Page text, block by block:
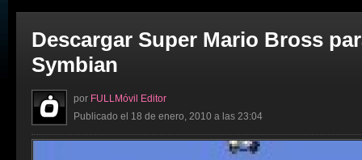
Descargar Super Mario Bross
Symbian
por FULLMóvil Editor
Publicado el 18 de enero, 2010 a las 23:04